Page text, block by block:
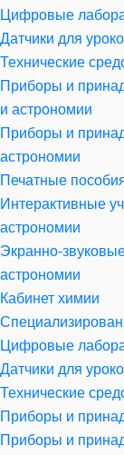
Цифровые
Датчики для
Технические
Приборы и
и астрономии
Приборы и
астрономии
Печатные
Интерактивные
астрономии
Экранно-
астрономии
Кабинет химии
Цифровые
Датчики для
Технические
Приборы и
Приборы и